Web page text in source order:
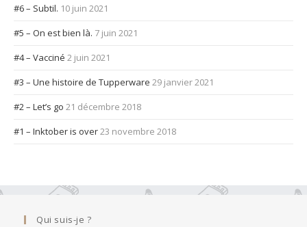
#6 – Subtil. 10 juin 2021
#5 – On est bien là. 7 juin 2021
#4 – Vacciné 2 juin 2021
#3 – Une histoire de Tupperware 29 janvier 2021
#2 – Let’s go 21 décembre 2018
#1 – Inktober is over23 novembre 2018
Qui suis-je ?